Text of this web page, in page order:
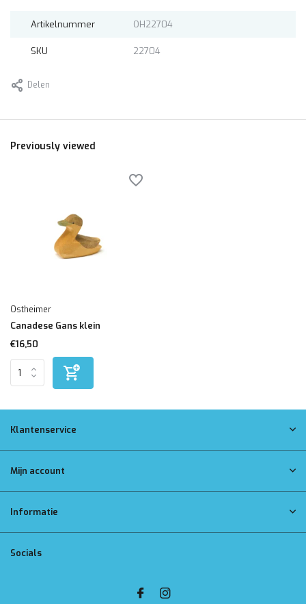
Artikelnummer OH22704
SKU 22704
Delen
Previously viewed
Ostheimer
Canadese Gans klein
€16,50
Klantenservice
Mijn account
Informatie
Socials